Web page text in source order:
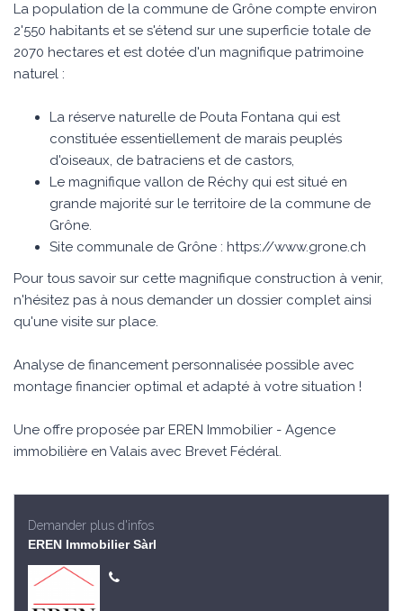
La population de la commune de Grône compte environ
2'550 habitants et se s'étend sur une superficie totale de
2070 hectares et est dotée d'un magnifique patrimoine
naturel :
La réserve naturelle de Pouta Fontana qui est
constituée essentiellement de marais peuplés
d'oiseaux, de batraciens et de castors,
Le magnifique vallon de Réchy qui est situé en
grande majorité sur le territoire de la commune de
Grône.
Site communale de Grône : https://www.grone.ch
Pour tous savoir sur cette magnifique construction à venir,
n'hésitez pas à nous demander un dossier complet ainsi
qu'une visite sur place.
Analyse de financement personnalisée possible avec
montage financier optimal et adapté à votre situation !
Une offre proposée par EREN Immobilier - Agence
immobilière en Valais avec Brevet Fédéral.
Demander plus d'infos
EREN Immobilier Sàrl